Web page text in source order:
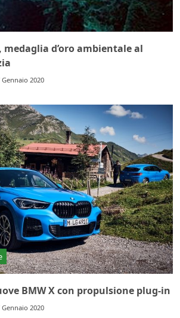
d’oro ambientale al
Gennaio 2020
BMW X con propulsione plug-in
Gennaio 2020